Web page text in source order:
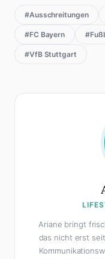
#Ausschreitungen
#FC Bayern
#VfB Stuttgart
Ariane bringt
das nicht erst